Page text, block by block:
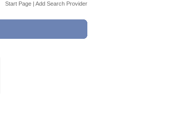
Start Page | Add Search Provider